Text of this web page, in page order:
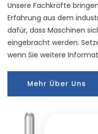
Unsere Fachkräfte
Erfahrung aus dem
dafür, dass Maschinen
eingebracht werden.
wenn Sie weitere
Mehr Über Uns